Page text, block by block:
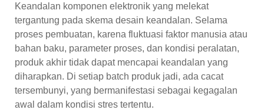
Keandalan komponen elektronik yang melekat
tergantung pada skema desain keandalan. Selama
proses pembuatan, karena fluktuasi faktor manusia atau
bahan baku, parameter proses, dan kondisi peralatan,
produk akhir tidak dapat mencapai keandalan yang
diharapkan. Di setiap batch produk jadi, ada cacat
tersembunyi, yang bermanifestasi sebagai kegagalan
awal dalam kondisi stres tertentu.